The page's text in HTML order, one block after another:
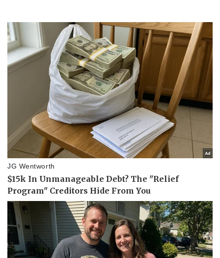
Doanh nghiệp
Thông tin doanh nghiệp
Doanh nghiệp 24h
Vì cộng đồng
Công nghệ
Sành điệu
Tin Công nghệ
Trải nghiệm
Chuyển đổi số